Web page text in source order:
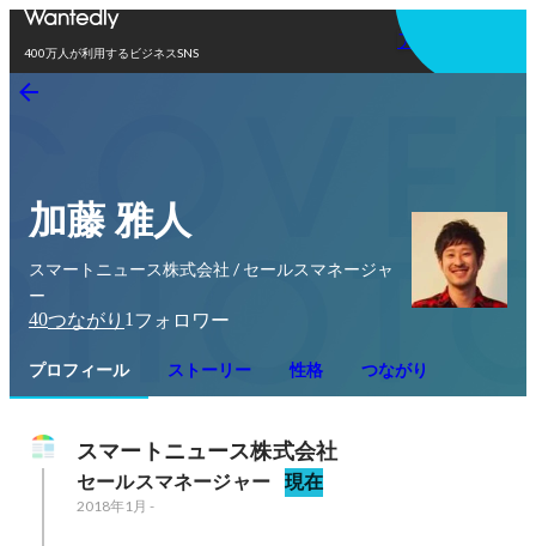
400万人が利用するビジネスSNS
アプリを使う
加藤 雅人
スマートニュース株式会社 / セールスマネージャ
ー
40つながり 1 フォロワー
プロフィール ストーリー 性格 つながり
スマートニュース株式会社
セールスマネージャー 現在
2018年1月 -